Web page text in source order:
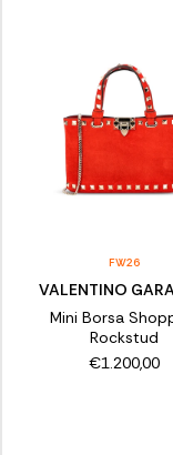
FW26
VALENTINO
Mini Borsa
Rockstud
€1.200,00